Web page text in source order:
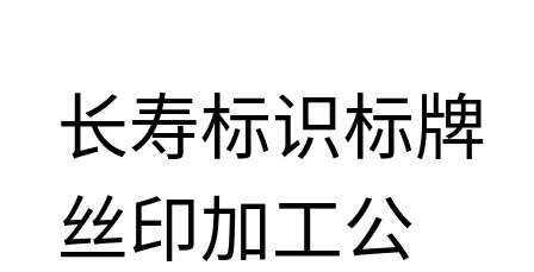
长寿标识标牌
丝印加工公